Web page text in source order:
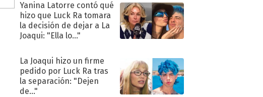
Yanina Latorre contó qué
hizo que Luck Ra tomara
la decisión de dejar a La
Joaqui: "Ella lo..."
La Joaqui hizo un firme
pedido por Luck Ra tras
la separación: "Dejen
de..."